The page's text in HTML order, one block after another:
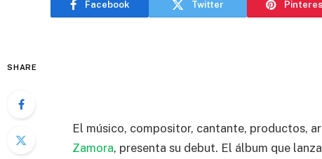
Facebook Twitter
SHARE
El músico, compositor, cantante, productos,
Zamora, presenta su debut. El álbum que